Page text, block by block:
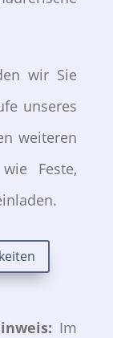
wir Sie
unseres
weiteren
Feste,
Im